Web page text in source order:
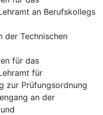
an Berufskollegs
der Technischen
für das
für
zur Prüfungsordnung
an der